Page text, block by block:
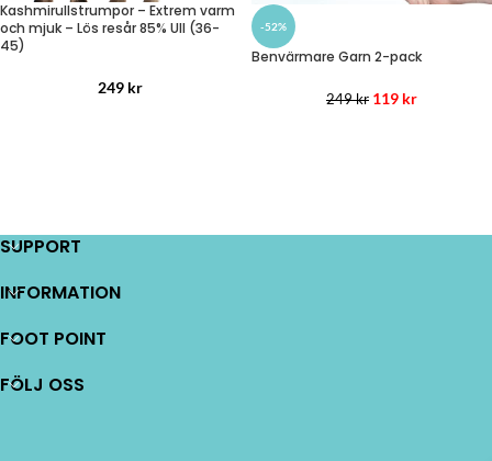
Kashmirullstrumpor – Extrem varm
och mjuk – Lös resår 85% Ull (36-
45)
249 kr
-52%
Benvärmare Garn 2-pack
249kr 119 kr
SUPPORT
INFORMATION
FOOT POINT
FÖLJ OSS